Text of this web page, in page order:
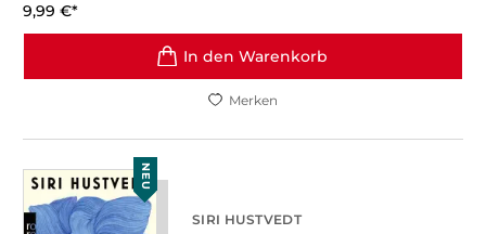
9,99 €*
In den Warenkorb
Merken
NEU
SIRI HUSTVEDT